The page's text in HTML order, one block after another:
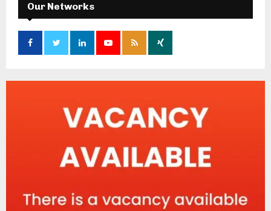
Our Networks